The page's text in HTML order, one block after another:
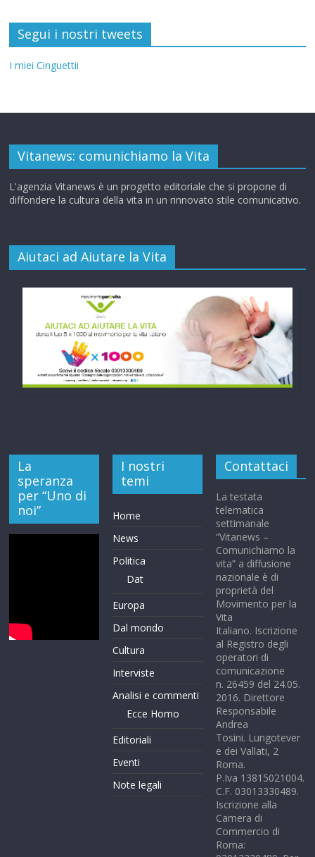
Segui i nostri tweets
I miei Cinguettii
Vitanews: comunichiamo la Vita
L'agenzia Vitanews è un progetto editoriale che si propone di
diffondere la cultura della vita in un rinnovato stile comunicativo.
Aiutaci ad Aiutare la Vita
La
speranza
per “Uno di
noi”
I nostri
temi
Home
News
Politica
Dat
Europa
Dal mondo
Cultura
Interviste
Analisi e commenti
Ecce Homo
Editoriali
Eventi
Note legali
Contattaci
La testata
telematica
settimanale
“Vitanews –
Comunichiamo la
vita” a diffusione
nazionale è di
proprietà del
Movimento per la
Vita
Italiano. Iscrizione
al Registro degli
operatori di
comunicazione
n. 26459 del 24.05.
2016. Direttore
Responsabile
Andrea
Tosini. Lungotever
e dei Vallati, 2
Roma.
P.Iva 13815021004.
C.F. 03013330489.
Iscrizione alla
Camera di
Commercio di
Roma: